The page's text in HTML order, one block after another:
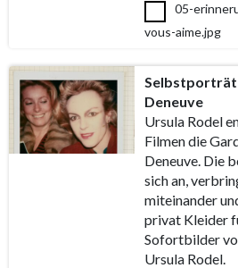
05-
vous-aime.jpg
Deneuve
Ursula Rodel
Filmen die
Deneuve. Die
sich an,
miteinander
privat Kleider
Sofortbilder
Ursula Rodel.